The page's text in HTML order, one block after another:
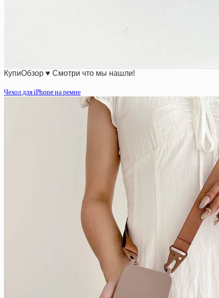
КупиОбзор ♥ Смотри что мы нашли!
Чехол для iPhone на ремне